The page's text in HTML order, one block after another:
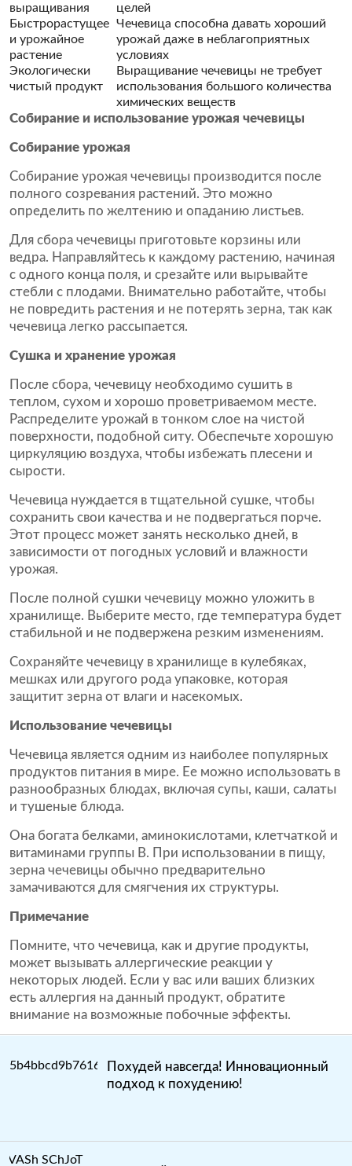
выращивания
целей
Быстрорастущее
и урожайное
растение
Чечевица способна давать хороший
урожай даже в неблагоприятных
условиях
Экологически
чистый продукт
Выращивание чечевицы не требует
использования большого количества
химических веществ
Собирание и использование урожая чечевицы
Собирание урожая
Собирание урожая чечевицы производится после
полного созревания растений. Это можно
определить по желтению и опаданию листьев.
Для сбора чечевицы приготовьте корзины или
ведра. Направляйтесь к каждому растению, начиная
с одного конца поля, и срезайте или вырывайте
стебли с плодами. Внимательно работайте, чтобы
не повредить растения и не потерять зерна, так как
чечевица легко рассыпается.
Сушка и хранение урожая
После сбора, чечевицу необходимо сушить в
теплом, сухом и хорошо проветриваемом месте.
Распределите урожай в тонком слое на чистой
поверхности, подобной ситу. Обеспечьте хорошую
циркуляцию воздуха, чтобы избежать плесени и
сырости.
Чечевица нуждается в тщательной сушке, чтобы
сохранить свои качества и не подвергаться порче.
Этот процесс может занять несколько дней, в
зависимости от погодных условий и влажности
урожая.
После полной сушки чечевицу можно уложить в
хранилище. Выберите место, где температура будет
стабильной и не подвержена резким изменениям.
Сохраняйте чечевицу в хранилище в кулебяках,
мешках или другого рода упаковке, которая
защитит зерна от влаги и насекомых.
Использование чечевицы
Чечевица является одним из наиболее популярных
продуктов питания в мире. Ее можно использовать в
разнообразных блюдах, включая супы, каши, салаты
и тушеные блюда.
Она богата белками, аминокислотами, клетчаткой и
витаминами группы B. При использовании в пищу,
зерна чечевицы обычно предварительно
замачиваются для смягчения их структуры.
Примечание
Помните, что чечевица, как и другие продукты,
может вызывать аллергические реакции у
некоторых людей. Если у вас или ваших близких
есть аллергия на данный продукт, обратите
внимание на возможные побочные эффекты.
Похудей навсегда! Инновационный
подход к похудению!